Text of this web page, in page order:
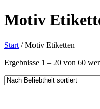
Motiv
Start / Motiv Etiketten
Ergebnisse 1 – 20 von 60